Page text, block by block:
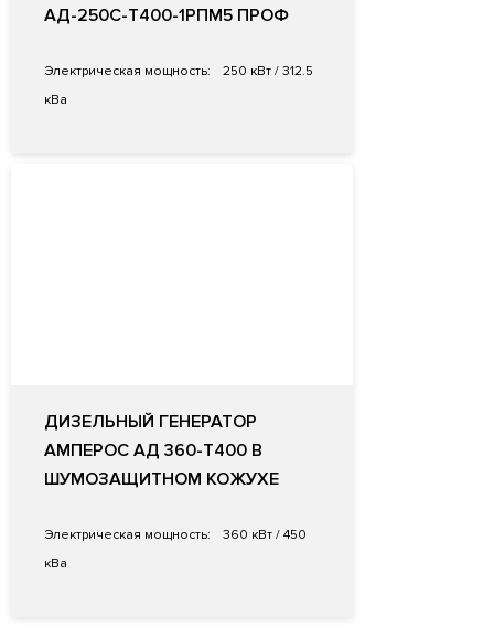
АД-250С-Т400-1РПМ5 ПРОФ
Электрическая мощность:
250 кВт / 312.5
кВа
ДИЗЕЛЬНЫЙ ГЕНЕРАТОР
АМПЕРОС АД 360-Т400 В
ШУМОЗАЩИТНОМ КОЖУХЕ
Электрическая мощность:
360 кВт / 450
кВа